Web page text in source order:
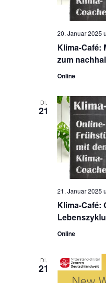
Klima-Café:
zum
20. Januar 2025
Online
DI.
21
Klima-Café:
21. Januar 2025
Online
DI.
21